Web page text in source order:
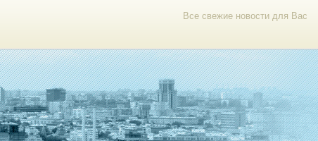
Все свежие новости для Вас